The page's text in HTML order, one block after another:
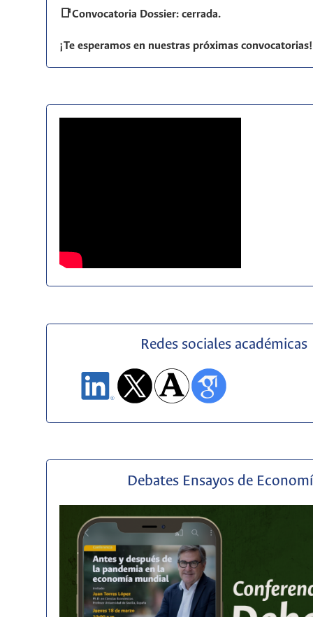
📑Convocatoria Dossier: cerrada.
¡Te esperamos en nuestras próximas
Redes sociales académicas
Debates Ensayos de